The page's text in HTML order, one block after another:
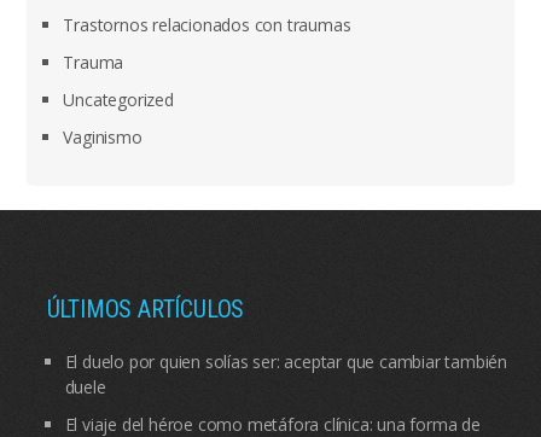
Trastornos relacionados con traumas
Trauma
Uncategorized
Vaginismo
ÚLTIMOS ARTÍCULOS
El duelo por quien solías ser: aceptar que cambiar también
duele
El viaje del héroe como metáfora clínica: una forma de